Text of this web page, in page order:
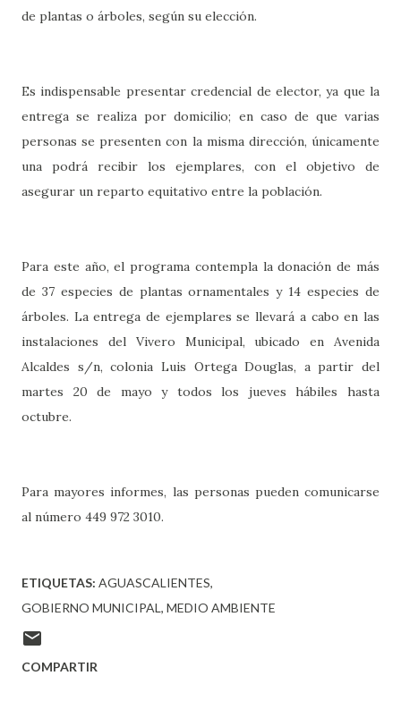
de plantas o árboles, según su elección.
Es indispensable presentar credencial de elector, ya que la
entrega se realiza por domicilio; en caso de que varias
personas se presenten con la misma dirección, únicamente
una podrá recibir los ejemplares, con el objetivo de
asegurar un reparto equitativo entre la población.
Para este año, el programa contempla la donación de más
de 37 especies de plantas ornamentales y 14 especies de
árboles. La entrega de ejemplares se llevará a cabo en las
instalaciones del Vivero Municipal, ubicado en Avenida
Alcaldes s/n, colonia Luis Ortega Douglas, a partir del
martes 20 de mayo y todos los jueves hábiles hasta
octubre.
Para mayores informes, las personas pueden comunicarse
al número 449 972 3010.
ETIQUETAS: AGUASCALIENTES
GOBIERNO MUNICIPAL MEDIO AMBIENTE
COMPARTIR